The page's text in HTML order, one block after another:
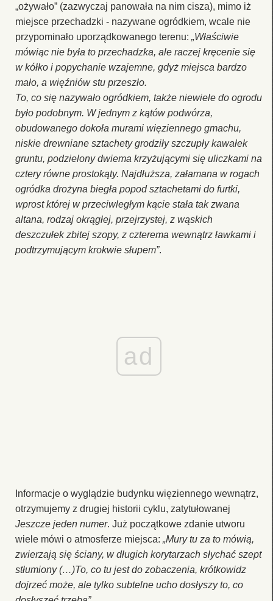
„ożywało” (zazwyczaj panowała na nim cisza), mimo iż
miejsce przechadzki - nazywane ogródkiem, wcale nie
przypominało uporządkowanego terenu: „Właściwie
mówiąc nie była to przechadzka, ale raczej kręcenie się
w kółko i popychanie wzajemne, gdyż miejsca bardzo
mało, a więźniów stu przeszło.
To, co się nazywało ogródkiem, także niewiele do ogrodu
było podobnym. W jednym z kątów podwórza,
obudowanego dokoła murami więziennego gmachu,
niskie drewniane sztachety grodziły szczupły kawałek
gruntu, podzielony dwiema krzyżującymi się uliczkami na
cztery równe prostokąty. Najdłuższa, załamana w rogach
ogródka drożyna biegła popod sztachetami do furtki,
wprost której w przeciwległym kącie stała tak zwana
altana, rodzaj okrągłej, przejrzystej, z wąskich
deszczułek zbitej szopy, z czterema wewnątrz ławkami i
podtrzymującym krokwie słupem”.
ad
Informacje o wyglądzie budynku więziennego wewnątrz,
otrzymujemy z drugiej historii cyklu, zatytułowanej
Jeszcze jeden numer. Już początkowe zdanie utworu
wiele mówi o atmosferze miejsca: „Mury tu za to mówią,
zwierzają się ściany, w długich korytarzach słychać szept
stłumiony (…)To, co tu jest do zobaczenia, krótkowidz
dojrzeć może, ale tylko subtelne ucho dosłyszy to, co